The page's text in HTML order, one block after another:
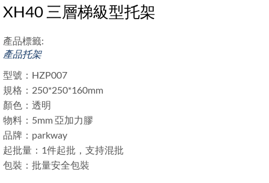
XH40 三層梯級型托架
產品標籤:
產品托架
型號：HZP007
規格：250*250*160mm
顏色：透明
物料：5mm 亞加力膠
品牌：parkway
起批量：1件起批，支持混批
包裝：批量安全包裝